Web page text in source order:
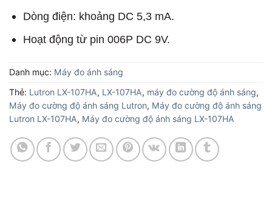
Dòng điện: khoảng DC 5,3 mA.
Hoạt động từ pin 006P DC 9V.
Danh mục: Máy đo ánh sáng
Thẻ: Lutron LX-107HA, LX-107HA, máy đo cường độ ánh sáng,
Máy đo cường độ ánh sáng Lutron, Máy đo cường độ ánh sáng
Lutron LX-107HA, Máy đo cường độ ánh sáng LX-107HA